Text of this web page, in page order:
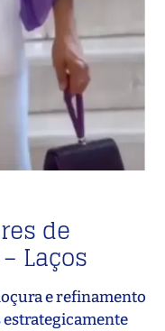
de
Laços
e refinamento
estrategicamente